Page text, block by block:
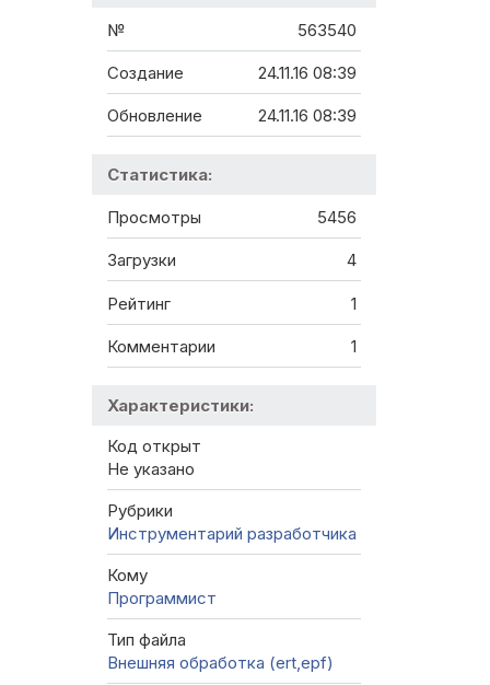
№ 563540
Создание 24.11.16 08:39
Обновление 24.11.16 08:39
Статистика:
Просмотры 5456
Загрузки 4
Рейтинг 1
Комментарии 1
Характеристики:
Код открыт
Не указано
Рубрики
Инструментарий разработчика
Кому
Программист
Тип файла
Внешняя обработка (ert,epf)